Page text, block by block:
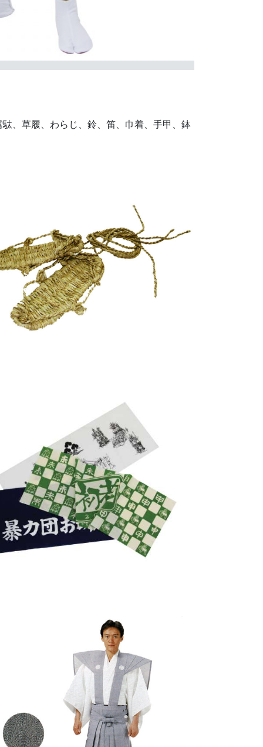
、草履、わらじ、鈴、笛、巾着、手甲、鉢